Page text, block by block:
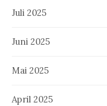
Juli 2025
Juni 2025
Mai 2025
April 2025